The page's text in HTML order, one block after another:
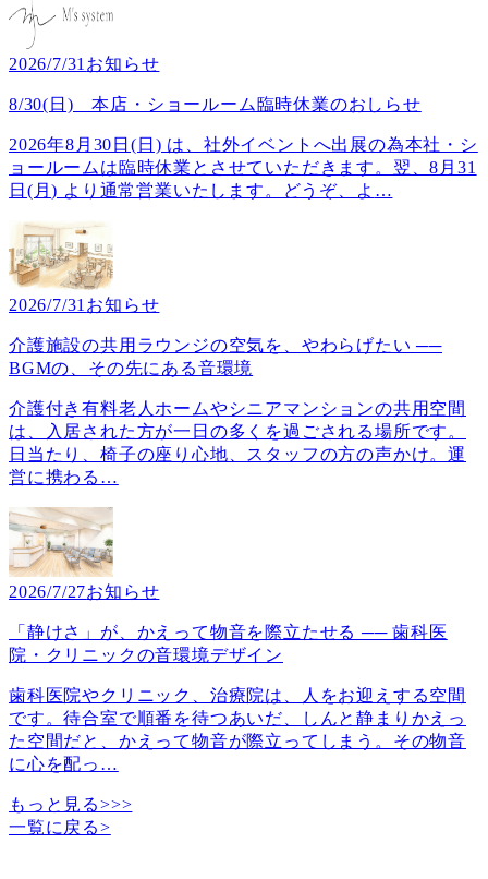
2026/7/31 お知らせ
8/30(日) 本店・ショールーム臨時休業のおしらせ
2026年8月30日(日) は、社外イベントへ出展の為本社・シ
ョールームは臨時休業とさせていただきます。翌、8月31
日(月) より通常営業いたします。どうぞ、よ …
2026/7/31 お知らせ
介護施設の共用ラウンジの空気を、やわらげたい ──
BGMの、その先にある音環境
介護付き有料老人ホームやシニアマンションの共用空間
は、入居された方が一日の多くを過ごされる場所です。
日当たり、椅子の座り心地、スタッフの方の声かけ。運
営に携わる …
2026/7/27お知らせ
「静けさ」が、かえって物音を際立たせる ── 歯科医
院・クリニックの音環境デザイン
歯科医院やクリニック、治療院は、人をお迎えする空間
です。待合室で順番を待つあいだ、しんと静まりかえっ
た空間だと、かえって物音が際立ってしまう。その物音
に心を配っ …
もっと見る>>>
一覧に戻る>